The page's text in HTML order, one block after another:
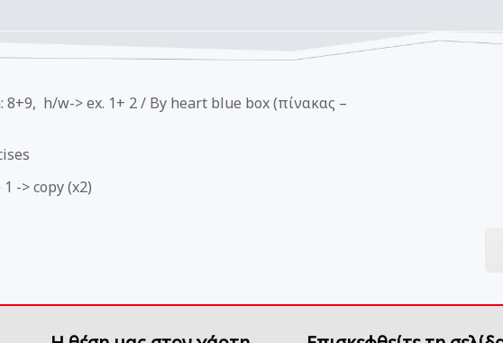
h/w-> ex. 1+ 2 / By heart blue box (πίνακας –
-> copy (x2)